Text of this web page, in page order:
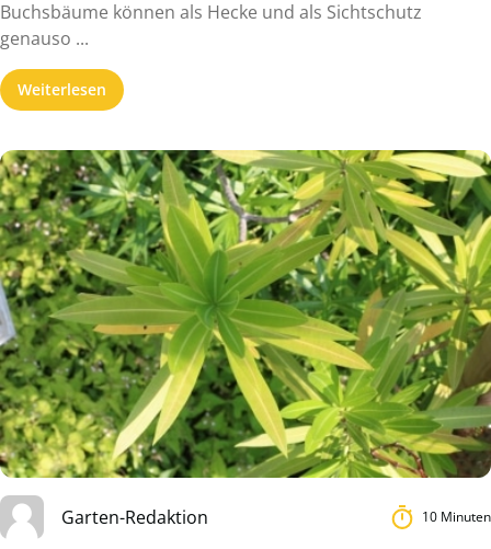
Buchsbäume können als Hecke und als Sichtschutz
genauso ...
Weiterlesen
Garten-Redaktion 10 Minuten